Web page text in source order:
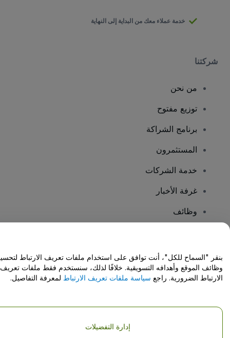
خدمة عملاء معك من البداية إلى النهاية
شركتنا
من نحن
توزيع مفتوح
برنامج الشراكة
المستثمرون
خدمة الشركات
غرفة الأخبار
وظائف
مركز المساعدة / اتصل بنا
حقوق النشر © شركة فياجوجو المحدودة 2026
تفاصيل الشركة
بنقر "السماح للكل"، أنت توافق على استخدام ملفات تعريف الارتباط
وظائف الموقع وأهدافه التسويقية. خلافًا لذلك، سنستخدم فقط ملفات تعريف
الارتباط الضرورية. راجع سياسة ملفات تعريف الارتباط لمعرفة التفاصيل.
إدارة التفضيلات